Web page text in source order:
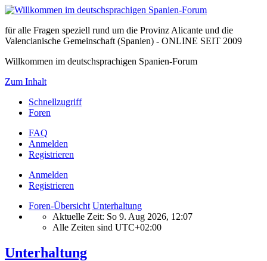
für alle Fragen speziell rund um die Provinz Alicante und die
Valencianische Gemeinschaft (Spanien) - ONLINE SEIT 2009
Willkommen im deutschsprachigen Spanien-Forum
Zum Inhalt
Schnellzugriff
Foren
FAQ
Anmelden
Registrieren
Anmelden
Registrieren
Foren-Übersicht Unterhaltung
Aktuelle Zeit: So 9. Aug 2026, 12:07
Alle Zeiten sind UTC+02:00
Unterhaltung